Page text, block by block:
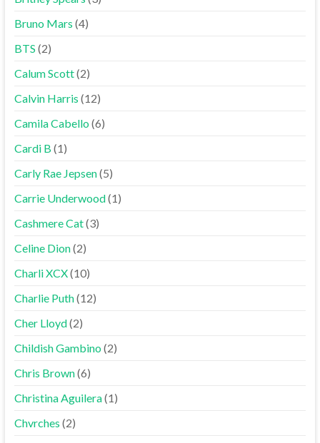
Bruno Mars (4)
BTS (2)
Calum Scott(2)
Calvin Harris (12)
Camila Cabello(6)
Cardi B (1)
Carly Rae Jepsen(5)
Carrie Underwood(1)
Cashmere Cat(3)
Celine Dion(2)
Charli XCX(10)
Charlie Puth(12)
Cher Lloyd(2)
Childish Gambino(2)
Chris Brown(6)
Christina Aguilera(1)
Chvrches (2)